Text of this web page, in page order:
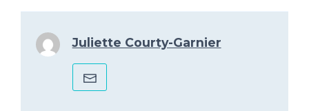
Juliette Courty-Garnier